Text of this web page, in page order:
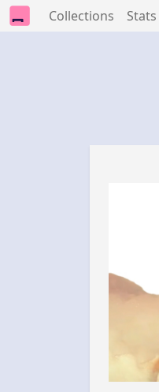
Collections Stats